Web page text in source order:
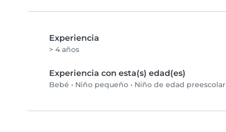
Experiencia
> 4 años
Experiencia con esta(s) edad(es)
Bebé • Niño pequeño • Niño de edad preescolar